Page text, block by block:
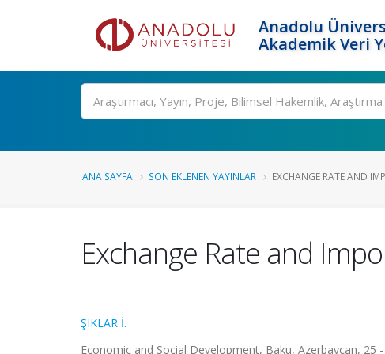
Anadolu
Akademik Veri
Ara
ANA SAYFA SON EKLENEN YAYINLAR EXCHANGE RATE AND
Exchange Rate and
ŞIKLAR İ.
Economic and Social Development, Baku, Azerbaycan, 25